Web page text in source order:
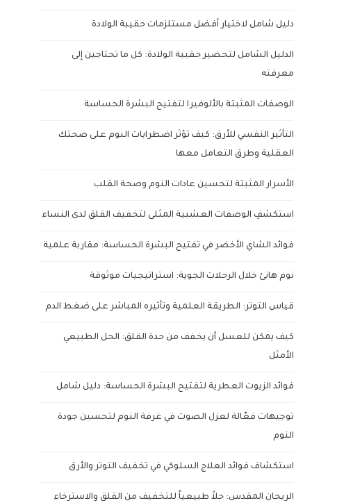
دليل شامل لاختيار أفضل مستلزمات حقيبة الولادة
الدليل الشامل لتحضير حقيبة الولادة: كل ما تحتاجين إلى
معرفته
الوصفات المثبتة بالألوفيرا لتفتيح البشرة الحساسة
التأثير النفسي للأرق: كيف تؤثر اضطرابات النوم على صحتك
العقلية وطرق التعامل معها
الأسرار المثبتة لتحسين عادات النوم وصحة القلب
استكشفِ الوصفات العشبية المثلى لتخفيف القلق لدى النساء
فوائد الشاي الأخضر في تفتيح البشرة الحساسة: مقاربة علمية
نوم هانئ خلال الرحلات الجوية: استراتيجيات موثوقة
قياس التوتر: الطريقة العلمية وتأثيره المباشر على ضغط الدم
كيف يمكن للعسل أن يخفف من حدة القلق: الحل الطبيعي
الأمثل
فوائد الزيوت العطرية لتفتيح البشرة الحساسة: دليل شامل
توجيهات فعّالة لعزل الصوت في غرفة النوم لتحسين جودة
النوم
استكشاف فوائد العلاج السلوكي في تخفيف التوتر والأرق
الريحان المقدس: حلاً طبيعياً للتخفيف من القلق والاسترخاء